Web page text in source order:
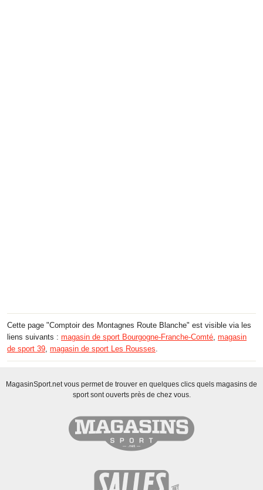
Cette page "Comptoir des Montagnes Route Blanche" est visible via les
liens suivants : magasin de sport Bourgogne-Franche-Comté magasin
de sport 39 magasin de sport Les Rousses
MagasinSport.net vous permet de trouver en quelques clics quels magasins de
sport sont ouverts près de chez vous.